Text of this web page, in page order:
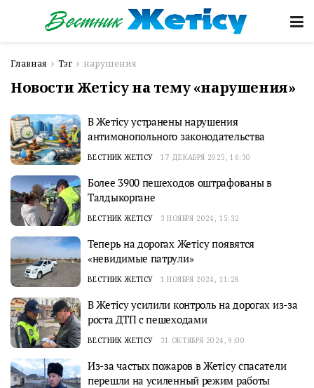
Главная Тэг нарушения
Новости Жетісу на тему «нарушения»
В Жетісу устранены нарушения
антимонопольного законодательства
ВЕСТНИК ЖЕТІСУ 17 ДЕКАБРЯ 2025, 16:30
Более 3900 пешеходов оштрафованы в
Талдыкоргане
ВЕСТНИК ЖЕТІСУ 3 НОЯБРЯ 2024, 15:32
Теперь на дорогах Жетісу появятся
«невидимые патрули»
ВЕСТНИК ЖЕТІСУ 1 НОЯБРЯ 2024, 11:28
В Жетісу усилили контроль на дорогах из-за
роста ДТП с пешеходами
ВЕСТНИК ЖЕТІСУ 31 ОКТЯБРЯ 2024, 9:00
Из-за частых пожаров в Жетісу спасатели
перешли на усиленный режим работы